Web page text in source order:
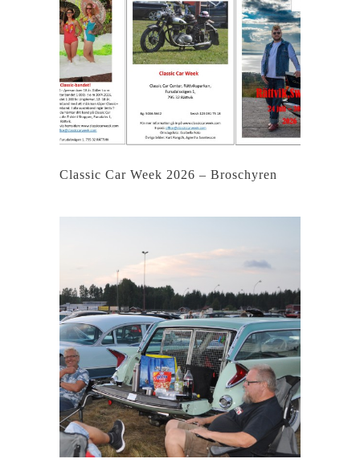
Classic Car Week 2026 – Broschyren